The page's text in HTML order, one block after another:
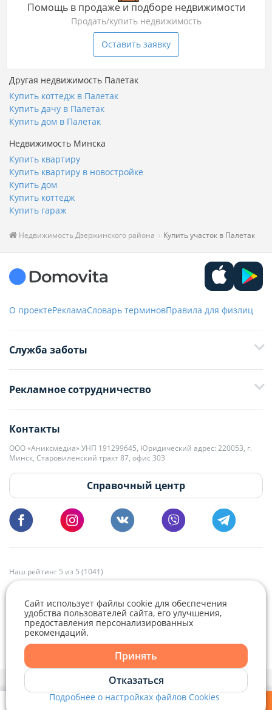
Telegram
Помощь в продаже и подборе недвижимости
Продать/купить недвижимость
Оставить заявку
Другая недвижимость Палетак
Купить коттедж в Палетак
Купить дачу в Палетак
Купить дом в Палетак
Недвижимость Минска
Купить квартиру
Купить квартиру в новостройке
Купить дом
Купить коттедж
Купить гараж
Недвижимость Дзержинского района Купить участок в Палетак
О проектеРекламаСловарь терминовПравила для физлиц
Служба заботы
+375 33 376-13-70
editor@domovita.by
Мы принимаем звонки и отвечаем на письма в будние дни с 9:00 до
18:00.
Рекламное сотрудничество
kb@domovita.by
+375 29 179-11-28 Владислав Гладченко
vg@domovita.by
Пишите и звоните нам в будние дни с 8:00 до 20:00.
Контакты
ООО «Аниксмедиа» УНП 191299645, Юридический адрес: 220053, г.
Минск, Старовиленский тракт 87, офис 303
Справочный центр
Наш рейтинг 5 из 5 (1041)
Политика конфиденциальности,
Политика обработки файлов cookieиВыбор настроек Cookie
Сайт использует файлы cookie для обеспечения
удобства пользователей сайта, его улучшения,
предоставления персонализированных
рекомендаций.
Принять
Отказаться
Подробнее о настройках файлов Cookies